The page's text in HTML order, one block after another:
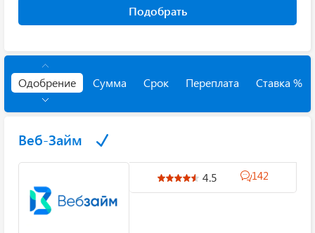
Подобрать
Одобрение Сумма Срок Переплата Ставка %
Веб-Займ
4.5 142